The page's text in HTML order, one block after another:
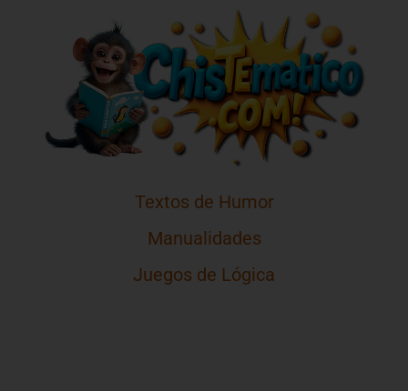
Textos de Humor
Manualidades
Juegos de Lógica